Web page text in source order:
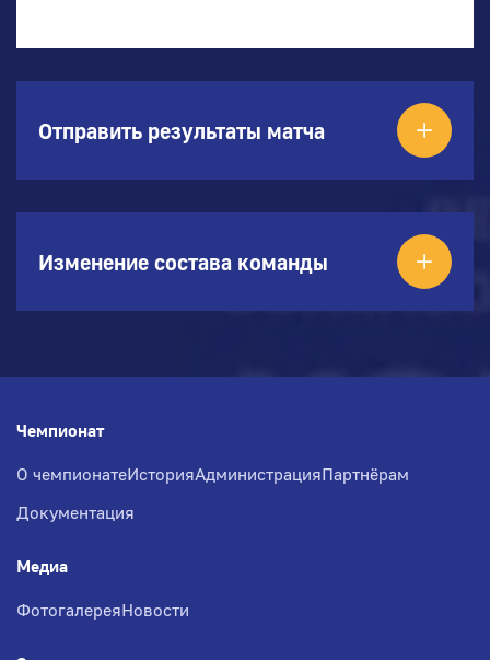
Отправить результаты матча
Изменение состава команды
Чемпионат
О чемпионатеИсторияАдминистрацияПартнёрам
Документация
Медиа
ФотогалереяНовости